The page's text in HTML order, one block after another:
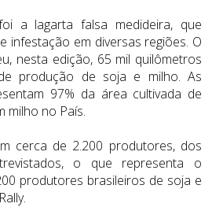
a lagarta falsa medideira, que
infestação em diversas regiões. O
nesta edição, 65 mil quilômetros
produção de soja e milho. As
97% da área cultivada de
milho no País.
cerca de 2.200 produtores, dos
o que representa o
produtores brasileiros de soja e